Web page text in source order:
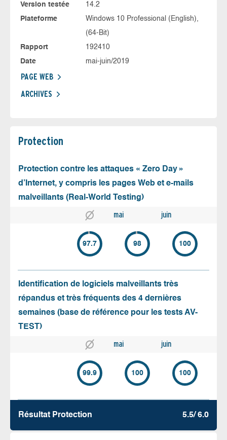
Version testée
14.2
Plateforme
Windows 10 Professional (English),
(64-Bit)
Rapport
192410
Date
mai-juin/2019
PAGE WEB
ARCHIVES
Protection
Protection contre les attaques « Zero Day »
d’Internet, y compris les pages Web et e-mails
malveillants (Real-World Testing)
mai juin
97.7 98 100
Identification de logiciels malveillants très
répandus et très fréquents des 4 dernières
semaines (base de référence pour les tests AV-
TEST)
mai juin
99.9 100 100
Résultat Protection 5.5/ 6.0